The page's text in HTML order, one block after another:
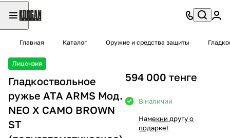
Главная Каталог Оружие и средства защиты
Лицензия
Гладкоствольное
ружье ATA ARMS Moд.
NEO X CAMO BROWN
ST
594 000 тенге
В наличии
Намекни другу о
подарке!